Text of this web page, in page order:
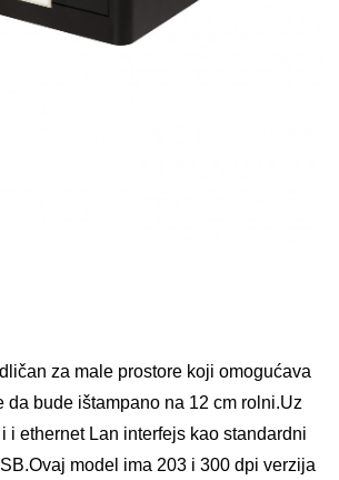
za male prostore koji omogućava
da bude ištampano na 12 cm rolni.Uz
i ethernet Lan interfejs kao standardni
model ima 203 i 300 dpi verzija